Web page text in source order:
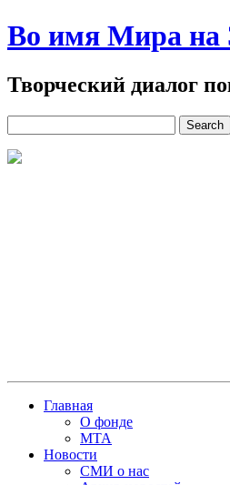
Во имя Мира на
Творческий диалог
Главная
О фонде
МТА
Новости
СМИ о нас